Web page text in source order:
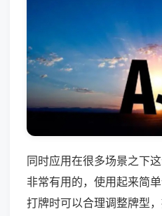
同时应用在很多场景之下
非常有用的，使用起来简
打牌时可以合理调整牌型